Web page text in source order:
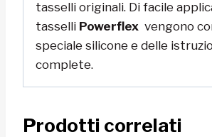
tasselli originali. Di facile
tasselli Powerflex vengono
speciale silicone e delle
complete.
Prodotti correlati